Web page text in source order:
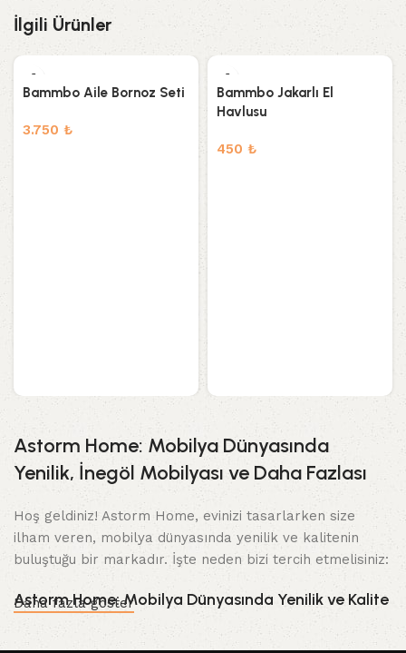
İlgili Ürünler
Bammbo Aile Bornoz Seti
3.750 ₺
Bammbo Jakarlı El
Havlusu
450 ₺
Astorm Home: Mobilya Dünyasında
Yenilik, İnegöl Mobilyası ve Daha Fazlası
Hoş geldiniz! Astorm Home, evinizi tasarlarken size
ilham veren, mobilya dünyasında yenilik ve kalitenin
buluştuğu bir markadır. İşte neden bizi tercih etmelisiniz:
Astorm Home: Mobilya Dünyasında Yenilik ve Kalite
Evinizi özel ve konforlu hale getirme zamanı geldi.
Daha fazla göster